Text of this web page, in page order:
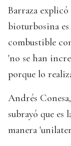
Barraza
bioturbosina es
combustible
'no se han
porque lo
Andrés
subrayó que es
manera